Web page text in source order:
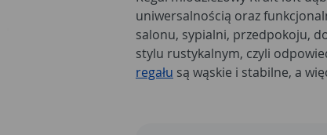
uniwersalnością oraz
salonu, sypialni, przedpokoju,
stylu rustykalnym, czyli
regału są wąskie i stabilne, a
kwiaty w wazonach, ozdobne